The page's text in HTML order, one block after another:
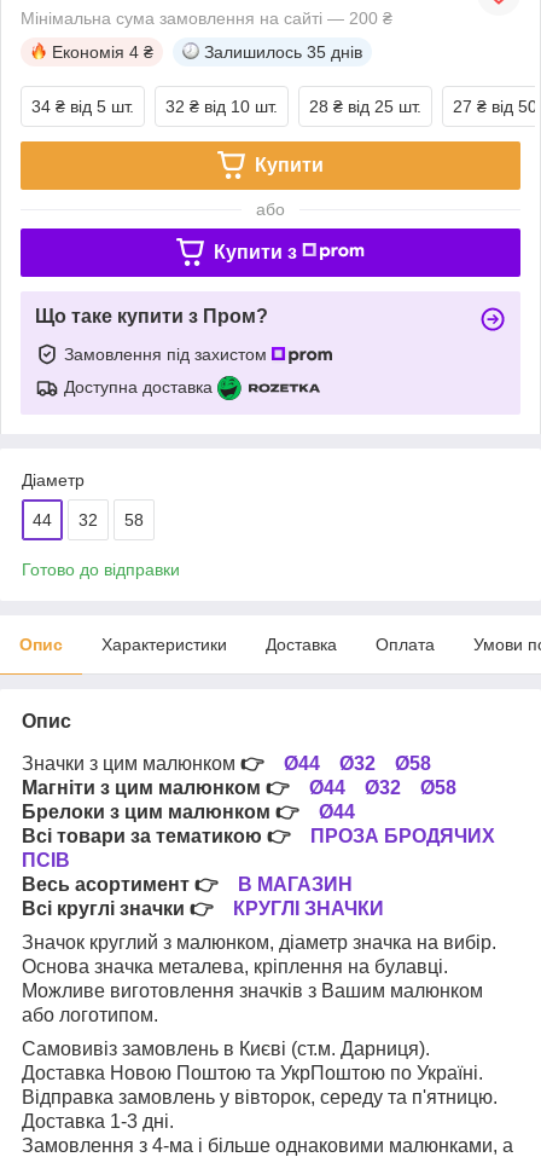
Мінімальна сума замовлення на сайті — 200 ₴
Економія 4 ₴ Залишилось 35 днів
34 ₴ від 5 шт. 32 ₴ від 10 шт. 28 ₴ від 25 шт. 27 ₴ від
Купити
або
Купити з
Що таке купити з Пром?
Замовлення під захистом
Доступна доставка
Діаметр
44 32 58
Готово до відправки
Опис Характеристики Доставка Оплата Умови
Опис
Значки з цим малюнком 👉 Ø44 Ø32
Ø58
Магніти з цим малюнком 👉 Ø44 Ø32
Ø58
Брелоки з цим малюнком 👉 Ø44
Всі товари за тематикою 👉
ПРОЗА БРОДЯЧИХ
ПСІВ
Весь асортимент 👉
В МАГАЗИН
Всі круглі значки 👉
КРУГЛІ ЗНАЧКИ
Значок круглий з малюнком, діаметр значка на вибір.
Основа значка металева, кріплення на булавці.
Можливе виготовлення значків з Вашим малюнком
або логотипом.
Самовивіз замовлень в Києві (ст.м. Дарниця).
Доставка Новою Поштою та УкрПоштою по Україні.
Відправка замовлень у вівторок, середу та п'ятницю.
Доставка 1-3 дні.
Замовлення з 4-ма і більше однаковими малюнками, а